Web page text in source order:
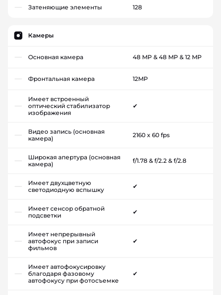
Затеняющие элементы 128
Камеры
Основная камера 48 MP & 48 MP & 12 MP
Фронтальная камера 12MP
Имеет встроенный
оптический стабилизатор
изображения
✔
Видео запись (основная
камера)
2160 x 60 fps
Широкая апертура (основная
камера)
f/1.78 & f/2.2 & f/2.8
Имеет двухцветную
светодиодную вспышку
✔
Имеет сенсор обратной
подсветки
✔
Имеет непрерывный
автофокус при записи
фильмов
✔
Имеет автофокусировку
благодаря фазовому
автофокусу при фотосъемке
✔